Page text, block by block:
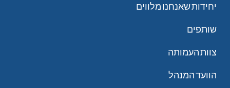
יחידות שאנחנו מלווים
שותפים
צוות העמותה
הוועד המנהל